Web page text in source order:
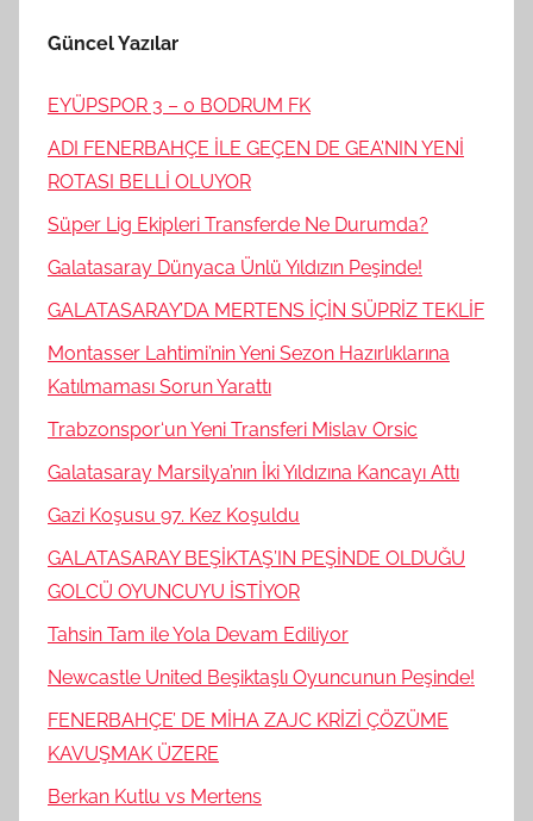
Güncel Yazılar
EYÜPSPOR 3 – 0 BODRUM FK
ADI FENERBAHÇE İLE GEÇEN DE GEA’NIN YENİ
ROTASI BELLİ OLUYOR
Süper Lig Ekipleri Transferde Ne Durumda?
Galatasaray Dünyaca Ünlü Yıldızın Peşinde!
GALATASARAY’DA MERTENS İÇİN SÜPRİZ TEKLİF
Montasser Lahtimi’nin Yeni Sezon Hazırlıklarına
Katılmaması Sorun Yarattı
Trabzonspor‘un Yeni Transferi Mislav Orsic
Galatasaray Marsilya’nın İki Yıldızına Kancayı Attı
Gazi Koşusu 97. Kez Koşuldu
GALATASARAY BEŞİKTAŞ’IN PEŞİNDE OLDUĞU
GOLCÜ OYUNCUYU İSTİYOR
Tahsin Tam ile Yola Devam Ediliyor
Newcastle United Beşiktaşlı Oyuncunun Peşinde!
FENERBAHÇE’ DE MİHA ZAJC KRİZİ ÇÖZÜME
KAVUŞMAK ÜZERE
Berkan Kutlu vs Mertens